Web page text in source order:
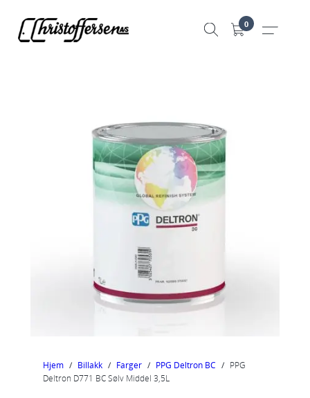
0
Hjem / Billakk / Farger / PPG Deltron BC / PPG
Deltron D771 BC Sølv Middel 3,5L